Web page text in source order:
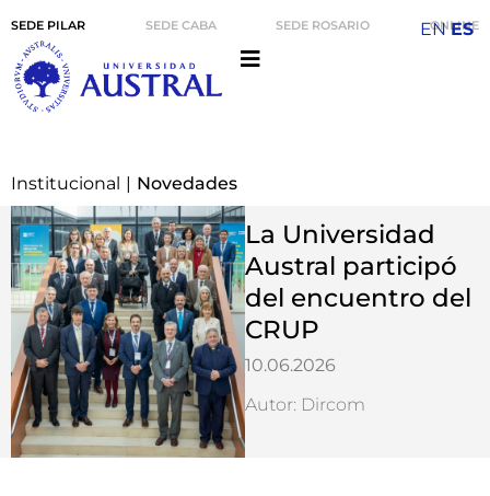
SEDE PILAR SEDE CABA SEDE ROSARIO ONLINE
Institucional | Novedades
La Universidad
Austral participó
del encuentro del
CRUP
10.06.2026
Autor: Dircom
EN ES